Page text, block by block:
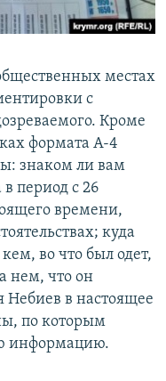
местах
с
Кроме
формата А-4
знаком ли вам
период с 26
времени,
куда
во что был одет,
нем, что он
Небиев в настоящее
по которым
информацию.